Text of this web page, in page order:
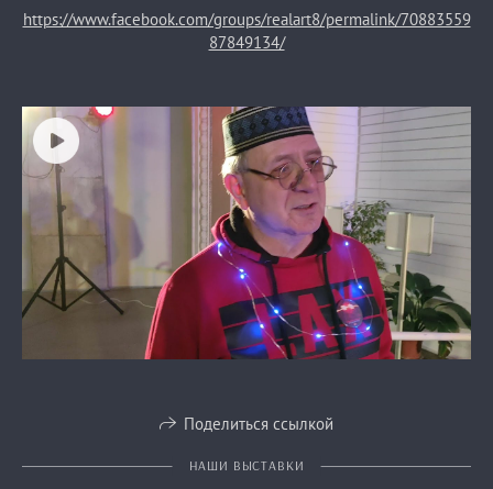
https://www.facebook.com/groups/realart8/permalink/70883559
87849134/
Поделиться ссылкой
НАШИ ВЫСТАВКИ